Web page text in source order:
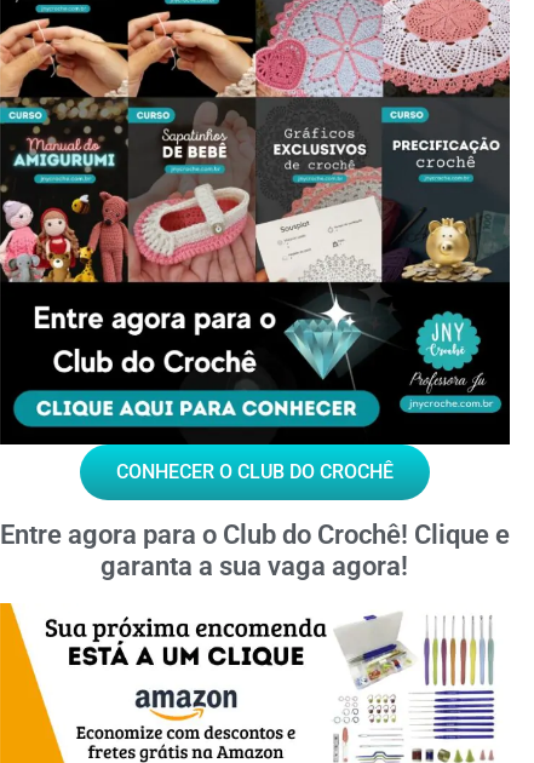
CONHECER O CLUB DO CROCHÊ
Entre agora para o Club do Crochê! Clique e
garanta a sua vaga agora!